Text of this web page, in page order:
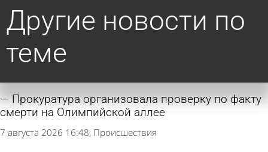
Другие новости по
теме
Прокуратура организовала проверку по факту
смерти на Олимпийской аллее
7 августа 2026 16:48 Происшествия